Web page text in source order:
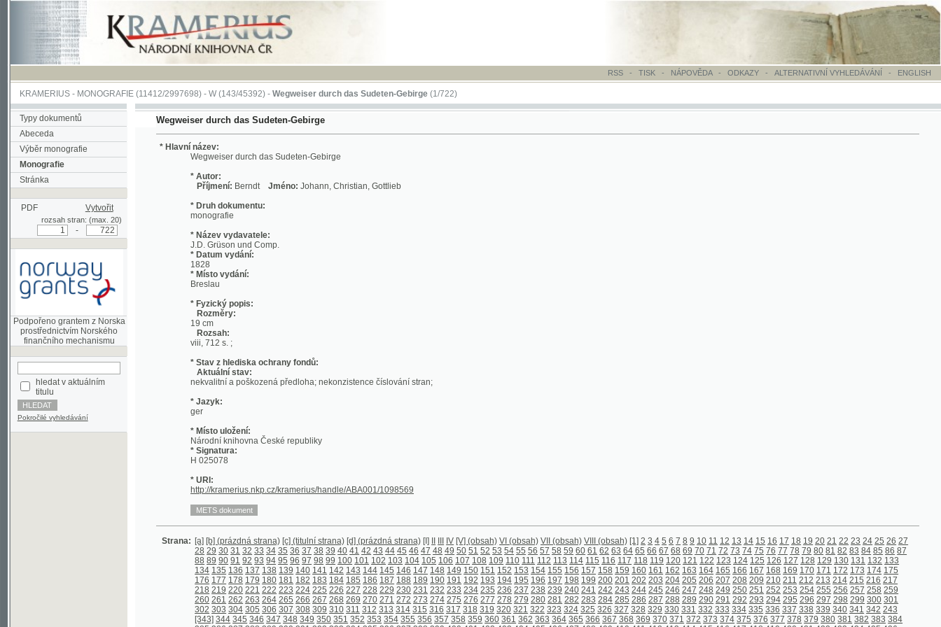
RSS - TISK-NÁPOVĚDA - ODKAZY - ALTERNATIVNÍ VYHLEDÁVÁNÍ- ENGLISH
KRAMERIUS-MONOGRAFIE(11412/2997698) -W (143/45392)-Wegweiser durch das Sudeten-Gebirge(1/722)
Typy dokumentů
Abeceda
Výběr monografie
Monografie
Stránka
PDF Vytvořit
rozsah stran: (max. 20)
Podpořeno grantem z Norska
prostřednictvím Norského
hledat v aktuálním
titulu
Pokročilé vyhledávání
Wegweiser durch das Sudeten-Gebirge
* Hlavní název:
Wegweiser durch das Sudeten-Gebirge
* Autor:
* Druh dokumentu:
* Název vydavatele:
J.D. Grüson und Comp.
* Datum vydání:
* Místo vydání:
Breslau
* Fyzický popis:
Rozměry:
Rozsah:
viii, 712 s. ;
* Stav z hlediska ochrany fondů:
Aktuální stav:
nekvalitní a poškozená předloha; nekonzistence číslování stran;
* Jazyk:
Národní knihovna České republiky
* Signatura:
H 025078
* URI:
http://kramerius.nkp.cz/kramerius/handle/ABA001/1098569
[b] (prázdná strana) [c] (titulní strana) [d] (prázdná strana) [I] II III IV
90 91 92 93 94 95
135 136 137 138 139
176 177 178 179 180 181 182 183 184 185 186 187 188 189 190 191 192 193 194 195 196 197 198 199 200 201 202 203 204 205 206 207 208 209 210 211 212 213 214 215 216 217
219 220 221 222 223 224 225 226 227 228 229 230 231 232 233 234 235 236 237 238 239 240 241 242 243 244 245 246 247 248 249 250 251 252 253 254 255 256 257 258 259
260 261 262 263 264 265 266 267 268 269 270 271 272 273 274 275 276 277 278 279 280 281 282 283 284 285 286 287 288 289 290 291 292 293 294 295 296 297 298 299 300 301
303 304 305 306 307 308 309 310 311 312 313 314 315 316 317 318 319 320 321 322 323 324 325 326 327 328 329 330 331 332 333 334 335 336 337 338 339 340 341 342 243
344 345 346 347 348 349 350 351 352 353 354 355 356 357 358 359 360 361 362 363 364 365 366 367 368 369 370 371 372 373 374 375 376 377 378 379 380 381 382 383 384
386 387 388 389 390 391 392 393 394 395 396 397 398 399 400 401 402 403 404 405 406 407 408 409 410 411 412 413 414 415 416 417 418 419 420 421 422 423 424 425 426
428 429 430 431 432 433 434 435 436 437 438 439 440 441 442 443 444 445 446 447 448 449 450 451 452 453 454 455 456 457 458 459 460 461 462 463 464 465 466 467 468
470 471 472 473 474 475 476 477 478 479 480 481 482 483 484 485 486 487 488 489 490 491 492 493 494 495 496 497 498 499 500 501 502 503 504 505 506 507 508 509 510
512 513 514 515 516 517 518 519 520 521 522 523 524 525 526 527 528 529 530 531 532 533 534 535 536 537 538 539 540 541 542 543 544 545 546 547 548 549 550 551 552
554 555 556 557 558 559 560 561 562 563 566 567 568 569 570 571 572 573 574 575 576 577 578 579 580 581 582 583 584 585 586 587 588 589 590 591 592 593 594 595 596
598 599 600 601 602 603 604 605 606 607 608 609 610 611 612 613 614 615 616 617 618 619 620 621 622 623 624 625 626 627 628 629 630 631 632 633 634 635 636 637 638